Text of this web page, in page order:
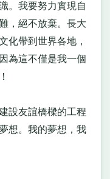
。我要努力實現自
，絕不放棄。長大
化帶到世界各地，
為這不僅是我一個
！
設友誼橋樑的工程
想。我的夢想，我